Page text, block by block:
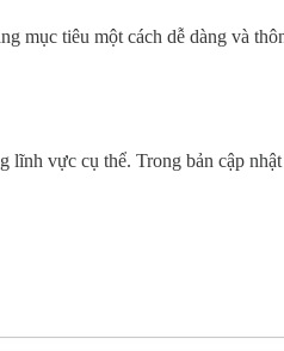
mục tiêu một cách dễ dàng và
lĩnh vực cụ thể. Trong bản cập